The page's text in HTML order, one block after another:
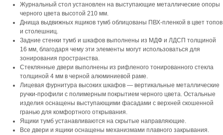
Журнальный стол установлен на выступающие металлические опоры
черного цвета высотой 210 мм.
Днища выдвижных ящиков тумб облицованы ПВХ-пленкой в цвет топов
и столешниц.
Задние стенки тумб и шкафов выполнены из МДФ и ЛДСП толщиной
16 мм, благодаря чему эти элементы могут использоваться для
зонирования пространства.
Стеклянные двери выполнены из рифленого тонированного стекла
толщиной 4 мм в черной алюминиевой раме.
Лицевая фурнитура высоких шкафов — вертикальные металлические
ручки-профили с полимерным покрытием черного цвета. Остальные
изделия оснащены выступающими фасадами с верхней скошенной
гранью для комфортного открывания.
Ящики тумб устанавливаются на скрытые направляющие.
Все двери и ящики оснащены механизмами плавного закрывания.